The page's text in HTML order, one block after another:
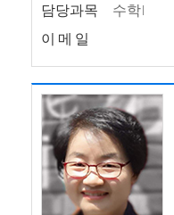
담당과목
수학I
이 메 일